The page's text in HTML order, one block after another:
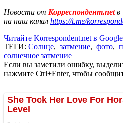
Новости от Корреспондент.netв
на наш канал https://t.me/
Читайте Korrespondent.net в
ТЕГИ: Солнце, затмение, фото,
солнечное затмение
Если вы заметили ошибку,
нажмите Ctrl+Enter, чтобы